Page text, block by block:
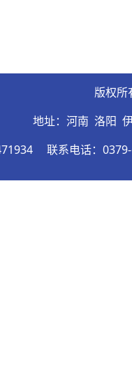
版权所
地址：河南 洛阳
联系电话：